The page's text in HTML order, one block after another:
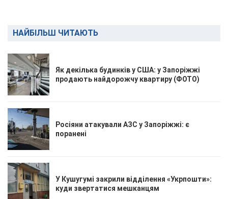
НАЙБІЛЬШ ЧИТАЮТЬ
Як декілька будинків у США: у Запоріжжі
продають найдорожчу квартиру (ФОТО)
Росіяни атакували АЗС у Запоріжжі: є
поранені
У Кушугумі закрили відділення «Укрпошти»:
куди звертатися мешканцям